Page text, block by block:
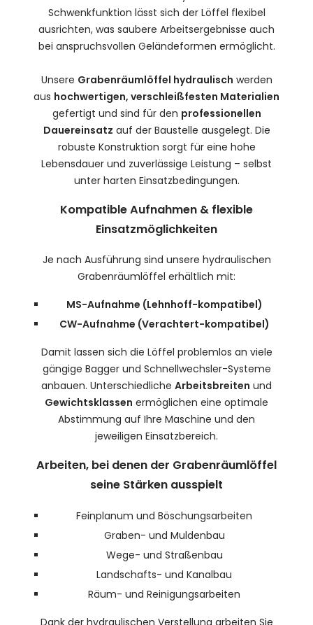
Schwenkfunktion lässt sich der Löffel flexibel
ausrichten, was saubere Arbeitsergebnisse auch
bei anspruchsvollen Geländeformen ermöglicht.
Unsere Grabenräumlöffel hydraulisch werden
aus hochwertigen, verschleißfesten Materialien
gefertigt und sind für den professionellen
Dauereinsatz auf der Baustelle ausgelegt. Die
robuste Konstruktion sorgt für eine hohe
Lebensdauer und zuverlässige Leistung – selbst
unter harten Einsatzbedingungen.
Kompatible Aufnahmen & flexible
Einsatzmöglichkeiten
Je nach Ausführung sind unsere hydraulischen
Grabenräumlöffel erhältlich mit:
MS-Aufnahme (Lehnhoff-kompatibel)
CW-Aufnahme (Verachtert-kompatibel)
Damit lassen sich die Löffel problemlos an viele
gängige Bagger und Schnellwechsler-Systeme
anbauen. Unterschiedliche Arbeitsbreiten und
Gewichtsklassen ermöglichen eine optimale
Abstimmung auf Ihre Maschine und den
jeweiligen Einsatzbereich.
Arbeiten, bei denen der Grabenräumlöffel
seine Stärken ausspielt
Feinplanum und Böschungsarbeiten
Graben- und Muldenbau
Wege- und Straßenbau
Landschafts- und Kanalbau
Räum- und Reinigungsarbeiten